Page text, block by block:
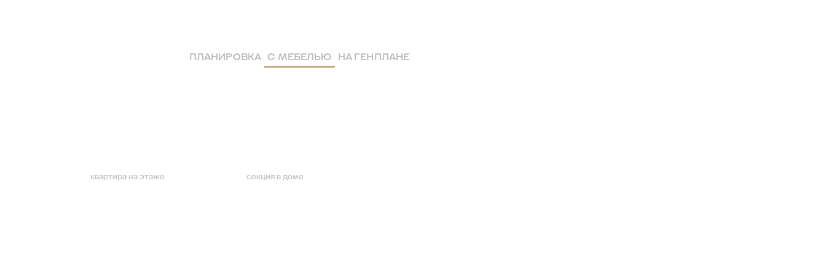
С МЕБЕЛЬЮ
ПЛАНИРОВКА НА ГЕНПЛАНЕ
квартира на этаже секция в доме